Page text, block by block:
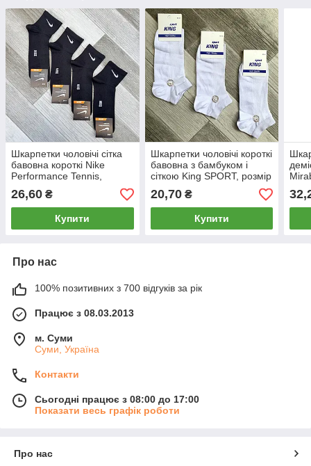
Шкарпетки чоловічі сітка
бавовна короткі Nike
Performance Tennis,
Туреччина, розмір 41-45,
чорні, 11723
26,60 ₴
Купити
Шкарпетки чоловічі короткі
бавовна з бамбуком і
сіткою King SPORT, розмір
40-45, білі, 4213
20,70₴
Купити
45
Про нас
100% позитивних з 700 відгуків за рік
Працює з 08.03.2013
м. Суми
Суми, Україна
Контакти
Сьогодні працює з 08:00 до 17:00
Показати весь графік роботи
Про нас